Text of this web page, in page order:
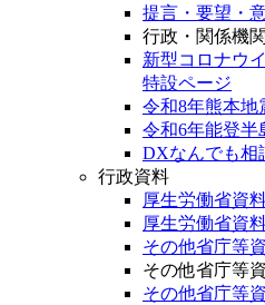
提言・要望・
行政・関係機
新型コロナウ
特設ページ
令和8年熊本地
令和6年能登半
DXなんでも相
行政資料
厚生労働省資
厚生労働省資
その他省庁等
その他省庁等
その他省庁等